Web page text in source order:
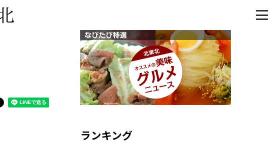
ランキング